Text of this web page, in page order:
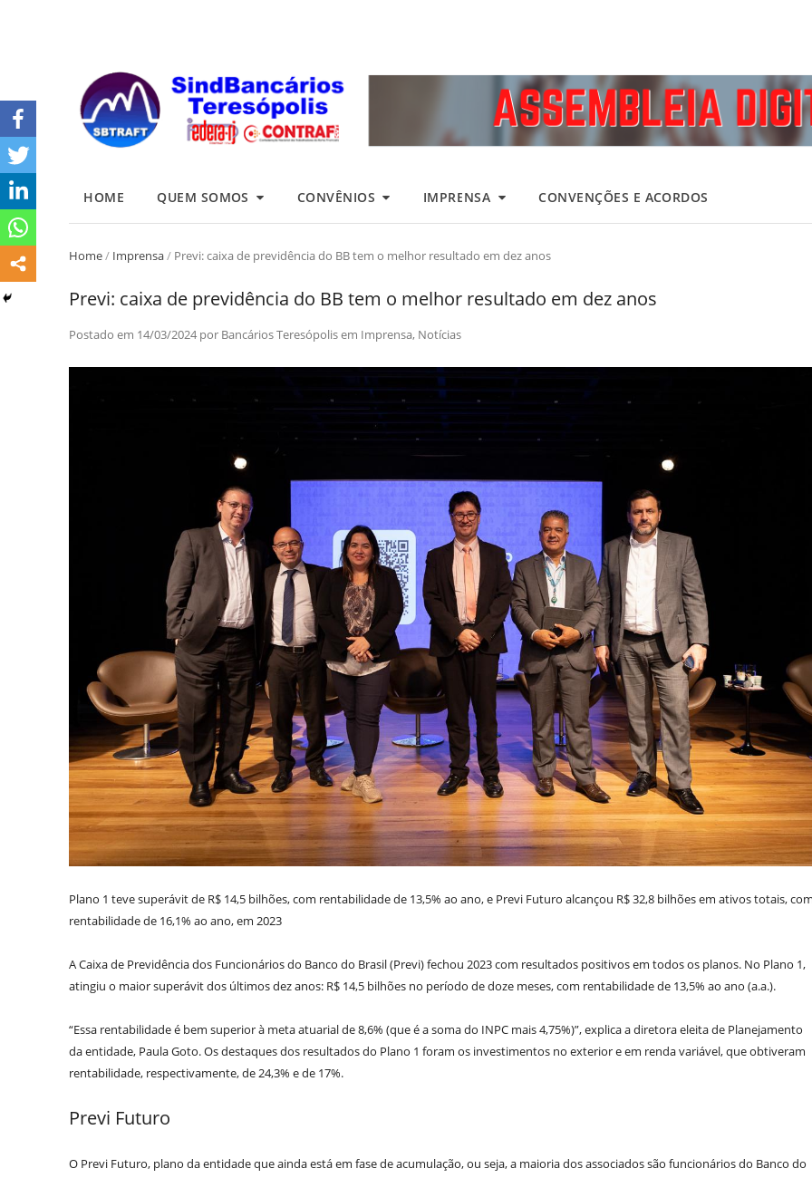
HOME QUEM SOMOS CONVÊNIOS IMPRENSA CONVENÇÕES E ACORDOS
Home/ Imprensa/ Previ: caixa de previdência do BB tem o melhor resultado em dez anos
Previ: caixa de previdência do BB tem o melhor resultado em dez anos
Postado em 14/03/2024 por Bancários Teresópolisem Imprensa, Notícias
Plano 1 teve superávit de R$ 14,5 bilhões, com rentabilidade de 13,5% ao ano, e Previ Futuro alcançou R$ 32,8 bilhões em ativos totais,
rentabilidade de 16,1% ao ano, em 2023
A Caixa de Previdência dos Funcionários do Banco do Brasil (Previ) fechou 2023 com resultados positivos em todos os planos. No Plano 1,
atingiu o maior superávit dos últimos dez anos: R$ 14,5 bilhões no período de doze meses, com rentabilidade de 13,5% ao ano (a.a.).
“Essa rentabilidade é bem superior à meta atuarial de 8,6% (que é a soma do INPC mais 4,75%)”, explica a diretora eleita de Planejamento
da entidade, Paula Goto. Os destaques dos resultados do Plano 1 foram os investimentos no exterior e em renda variável, que obtiveram
rentabilidade, respectivamente, de 24,3% e de 17%.
Previ Futuro
O Previ Futuro, plano da entidade que ainda está em fase de acumulação, ou seja, a maioria dos associados são funcionários do Banco do